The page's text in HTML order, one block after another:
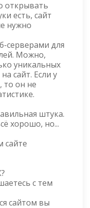
открывать
есть, сайт
нужно
серверами для
Можно,
уникальных
сайт. Если у
то он не
штука.
хорошо, но...
сайте
с тем
сайтом вы